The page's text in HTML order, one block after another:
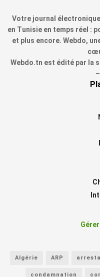
Votre journal
en Tunisie en temps réel :
et plus encore. Webdo,
Webdo.tn est édité par la
Algérie ARP
condamnation